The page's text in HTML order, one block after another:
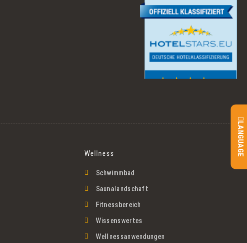
Wellness
Schwimmbad
Saunalandschaft
Fitnessbereich
Wissenswertes
Wellnessanwendungen
LANGUAGE